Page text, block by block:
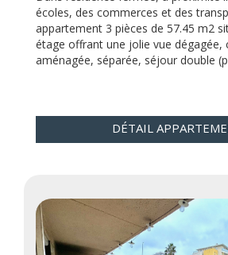
écoles, des commerces et des
appartement 3 pièces de 57.45 m2
étage offrant une jolie vue dégagée,
aménagée, séparée, séjour double
DÉTAIL